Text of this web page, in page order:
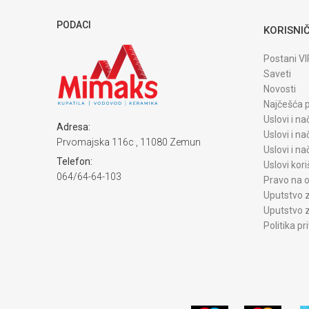
PODACI
Adresa:
Prvomajska 116c , 11080 Zemun
Telefon:
064/64-64-103
Postani
Saveti
Novosti
Najčešća
Uslovi i
Uslovi i
Uslovi i
Uslovi
Pravo na
Uputstvo
Uputstvo
Politika